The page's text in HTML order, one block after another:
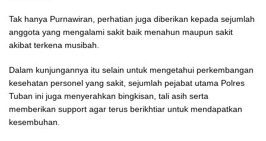
Tak hanya Purnawiran, perhatian juga diberikan kepada sejumlah
anggota yang mengalami sakit baik menahun maupun sakit
akibat terkena musibah.
Dalam kunjungannya itu selain untuk mengetahui perkembangan
kesehatan personel yang sakit, sejumlah pejabat utama Polres
Tuban ini juga menyerahkan bingkisan, tali asih serta
memberikan support agar terus berikhtiar untuk mendapatkan
kesembuhan.